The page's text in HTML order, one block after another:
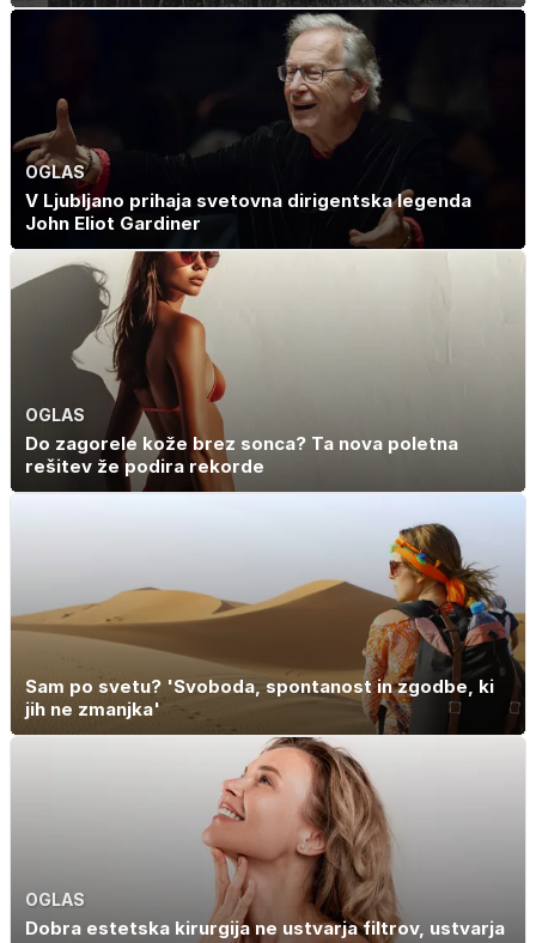
OGLAS
V Ljubljano prihaja svetovna dirigentska legenda
John Eliot Gardiner
OGLAS
Do zagorele kože brez sonca? Ta nova poletna
rešitev že podira rekorde
Sam po svetu? 'Svoboda, spontanost in zgodbe, ki
jih ne zmanjka'
OGLAS
Dobra estetska kirurgija ne ustvarja filtrov, ustvarja